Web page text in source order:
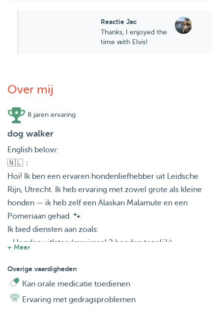
Reactie Jac
Thanks, I enjoyed the
time with Elvis!
Over mij
8 jaren ervaring
dog walker
English below:
🇳🇱：
Hoi! Ik ben een ervaren hondenliefhebber uit Leidsche
Rijn, Utrecht. Ik heb ervaring met zowel grote als kleine
honden — ik heb zelf een Alaskan Malamute en een
Pomeriaan gehad. 🐾
Ik bied diensten aan zoals:
• Honden uitlaten (maximaal 2 honden tegelijk)
• Dagopvang
• Huisbezoeken
• Logeren/overnachting
+ Meer
Overige vaardigheden
Kan orale medicatie toedienen
Ervaring met gedragsproblemen